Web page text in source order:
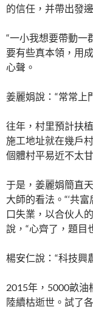
的信任，并帶出發
“一小我想要帶動一
要有些真本領，用
心聲。
姜麗娟說：“常常上
往年，村里預計扶
施工地址就在幾戶
個體村平易近不太
于是，姜麗娟簡直
大師的看法。“‘共
口失業，以合伙人
說，“心齊了，題目
楊安仁說：“科技興
2015年，5000畝油
陸續枯逝世。試了